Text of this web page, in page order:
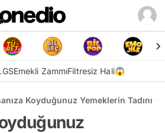
Emekli ZammıFiltresiz Hali😱
Koyduğunuz Yemeklerin Tadını